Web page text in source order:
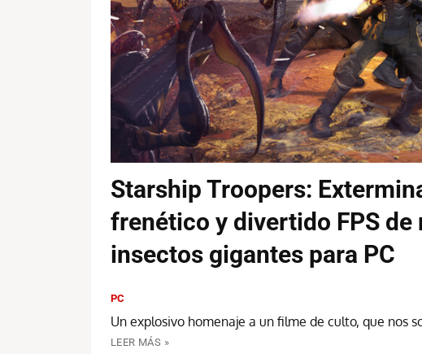
Starship Troopers:
frenético y divertido FPS de
insectos gigantes para PC
PC
Un explosivo homenaje a un filme de culto, que nos
LEER MÁS »